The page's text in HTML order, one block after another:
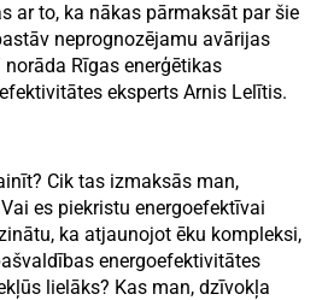
ar to, ka nākas pārmaksāt par šie
neprognozējamu avārijas
norāda Rīgas enerģētikas
eksperts Arnis Lelītis.
Cik tas izmaksās man,
es piekristu energoefektīvai
ka atjaunojot ēku kompleksi,
energoefektivitātes
lielāks? Kas man, dzīvokļa